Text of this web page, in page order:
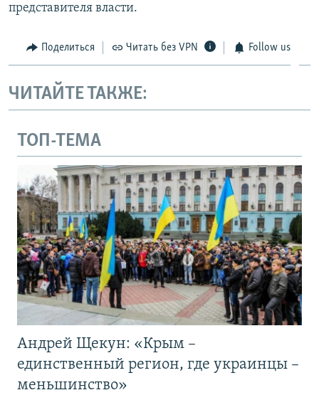
представителя власти.
Поделиться Читать без VPN Follow us
ЧИТАЙТЕ ТАКЖЕ:
ТОП-ТЕМА
Андрей Щекун: «Крым –
единственный регион, где украинцы –
меньшинство»